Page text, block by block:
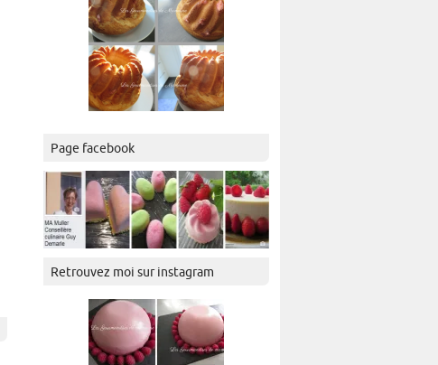
Page facebook
Retrouvez moi sur instagram